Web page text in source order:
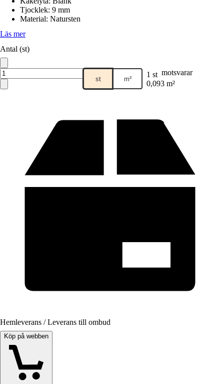
Tjocklek: 9 mm
Material: Natursten
Läs mer
Antal (st)
st m² 1 st motsvarar
0,093 m²
Hemleverans / Leverans till ombud
Köp på webben